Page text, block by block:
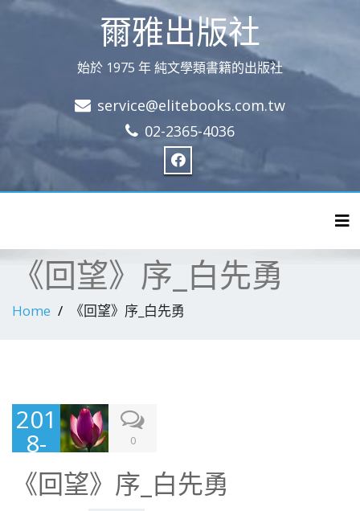
爾雅出版社
始於 1975 年 純文學類書籍的出版社
service@elitebooks.com.tw
02-2365-4036
《回望》序_白先勇
Home 《回望》序_白先勇
201
8-
10-
19
0
《回望》序_白先勇